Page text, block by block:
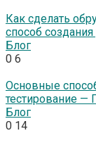
Как сделать
способ
Блог
0 6
Основные
тестирование
Блог
0 14